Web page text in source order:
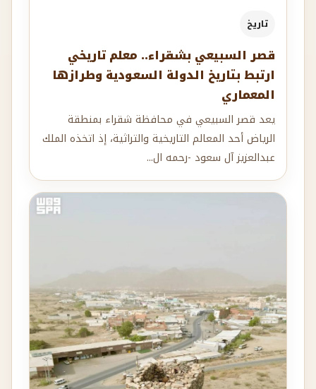
تاريخ
قصر السبيعي بشقراء.. معلم تاريخي
ارتبط بتاريخ الدولة السعودية وطرازها
المعماري
يعد قصر السبيعي في محافظة شقراء بمنطقة
الرياض أحد المعالم التاريخية والتراثية، إذ اتخذه الملك
عبدالعزيز آل سعود -رحمه ال...